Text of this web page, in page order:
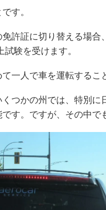
す。
許証に切り替える場
験を受けます。
一人で車を運転するこ
つかの州では、特別
す。ですが、その中で